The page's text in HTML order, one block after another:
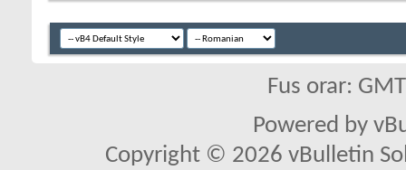
Fus orar:
Powered by
Copyright © 2026 vBulletin